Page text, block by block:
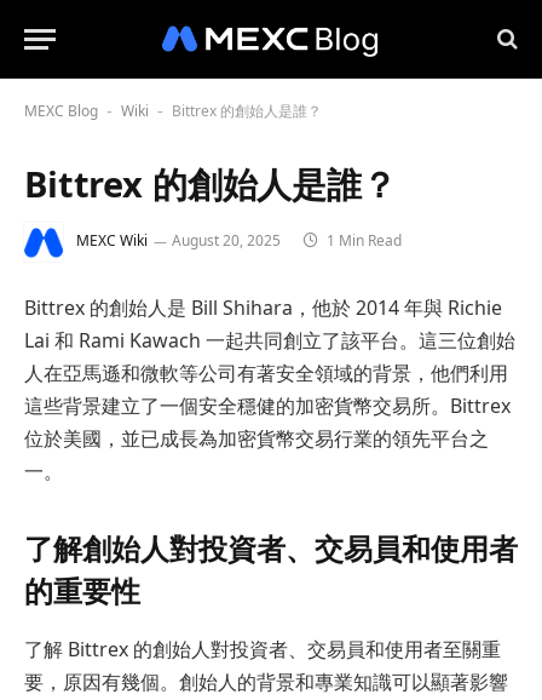
MEXC Blog - Wiki - Bittrex 的創始人是誰？
Bittrex 的創始人是誰？
MEXC Wiki August 20, 2025 1 Min Read
Bittrex 的創始人是 Bill Shihara，他於 2014 年與 Richie
Lai 和 Rami Kawach 一起共同創立了該平台。這三位創始
人在亞馬遜和微軟等公司有著安全領域的背景，他們利用
這些背景建立了一個安全穩健的加密貨幣交易所。Bittrex
位於美國，並已成長為加密貨幣交易行業的領先平台之
一。
了解創始人對投資者、交易員和使用者
的重要性
了解 Bittrex 的創始人對投資者、交易員和使用者至關重
要，原因有幾個。創始人的背景和專業知識可以顯著影響